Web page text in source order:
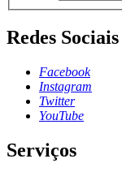
Redes Sociais
Facebook
Instagram
Twitter
YouTube
Serviços